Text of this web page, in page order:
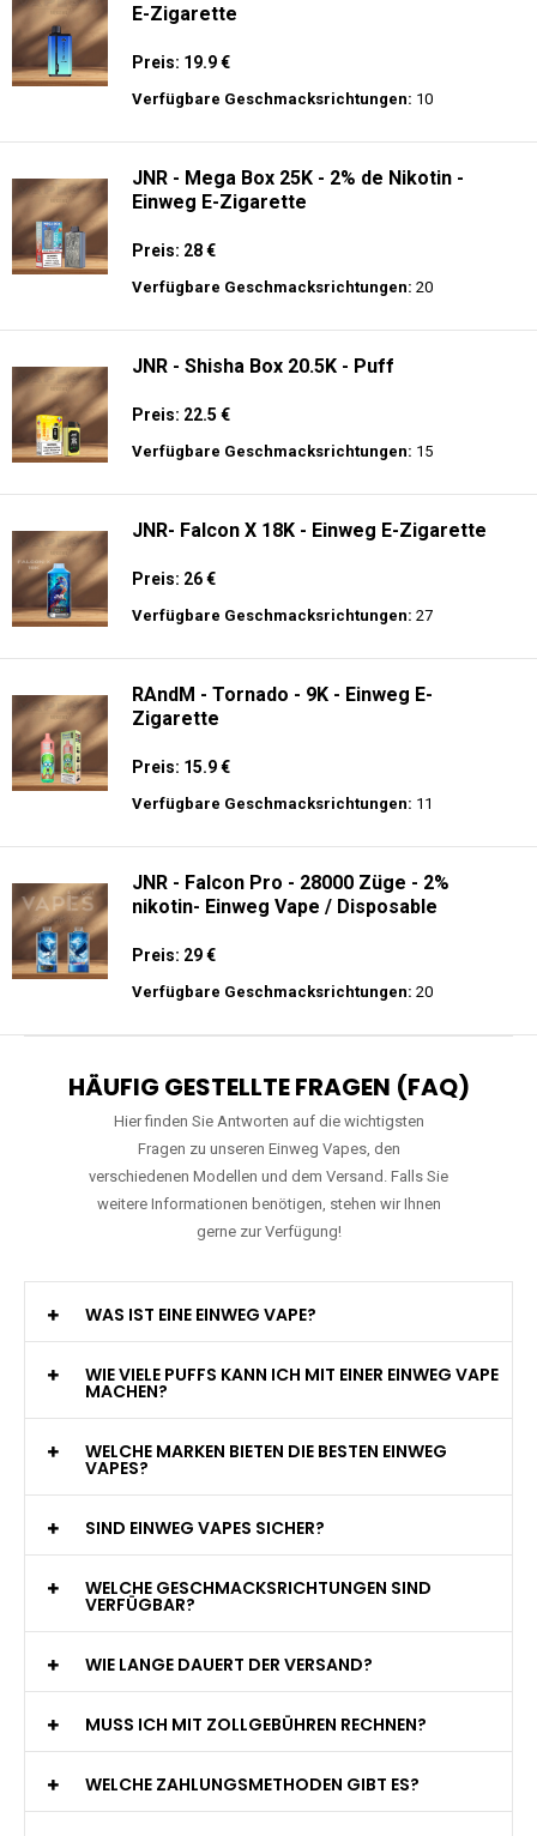
E-Zigarette
Preis: 19.9 €
Verfügbare Geschmacksrichtungen: 10
JNR - Mega Box 25K - 2% de Nikotin -
Einweg E-Zigarette
Preis: 28 €
Verfügbare Geschmacksrichtungen: 20
JNR - Shisha Box 20.5K - Puff
Preis: 22.5 €
Verfügbare Geschmacksrichtungen: 15
JNR- Falcon X 18K - Einweg E-Zigarette
Preis: 26 €
Verfügbare Geschmacksrichtungen: 27
RAndM - Tornado - 9K - Einweg E-
Zigarette
Preis: 15.9 €
Verfügbare Geschmacksrichtungen: 11
JNR - Falcon Pro - 28000 Züge - 2%
nikotin- Einweg Vape / Disposable
Preis: 29 €
Verfügbare Geschmacksrichtungen: 20
HÄUFIG GESTELLTE FRAGEN (FAQ)
Hier finden Sie Antworten auf die wichtigsten
Fragen zu unseren Einweg Vapes, den
verschiedenen Modellen und dem Versand. Falls Sie
weitere Informationen benötigen, stehen wir Ihnen
gerne zur Verfügung!
WAS IST EINE EINWEG VAPE?
WIE VIELE PUFFS KANN ICH MIT EINER EINWEG VAPE
MACHEN?
WELCHE MARKEN BIETEN DIE BESTEN EINWEG
VAPES?
SIND EINWEG VAPES SICHER?
WELCHE GESCHMACKSRICHTUNGEN SIND
VERFÜGBAR?
WIE LANGE DAUERT DER VERSAND?
MUSS ICH MIT ZOLLGEBÜHREN RECHNEN?
WELCHE ZAHLUNGSMETHODEN GIBT ES?